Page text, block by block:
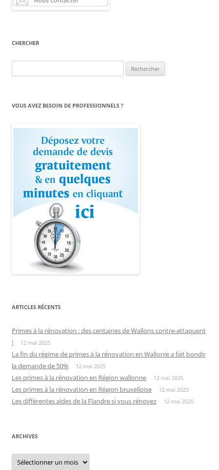
CHERCHER
VOUS AVEZ BESOIN DE PROFESSIONNELS ?
ARTICLES RÉCENTS
Primes à la rénovation : des centaines de Wallons contre-attaquent
!
12 mai 2025
La fin du régime de primes à la rénovation en Wallonie a fait bondir
la demande de 50%
12 mai 2025
Les primes à la rénovation en Région wallonne 12 mai 2025
Les primes à la rénovation en Région bruxelloise 12 mai 2025
Les différentes aides de la Flandre si vous rénovez 12 mai 2025
ARCHIVES
Archives